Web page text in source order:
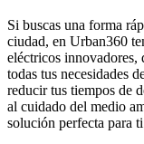
Si buscas una forma
ciudad, en Urban360
eléctricos innovadores,
todas tus necesidades
reducir tus tiempos de
al cuidado del medio
solución perfecta para